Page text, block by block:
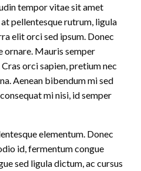
tempor vitae sit amet
at pellentesque rutrum, ligula
elit orci sed ipsum. Donec
ornare. Mauris semper
orci sapien, pretium nec
Aenean bibendum mi sed
mi nisi, id semper
elementum. Donec
id, fermentum congue
sed ligula dictum, ac cursus